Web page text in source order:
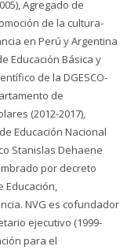
Agregado de
de la cultura-
en Perú y Argentina
Educación Básica y
de la DGESCO-
de
(2012-2017),
Educación Nacional
Stanislas Dehaene
por decreto
Educación,
NVG es cofundador
ejecutivo (1999-
para el